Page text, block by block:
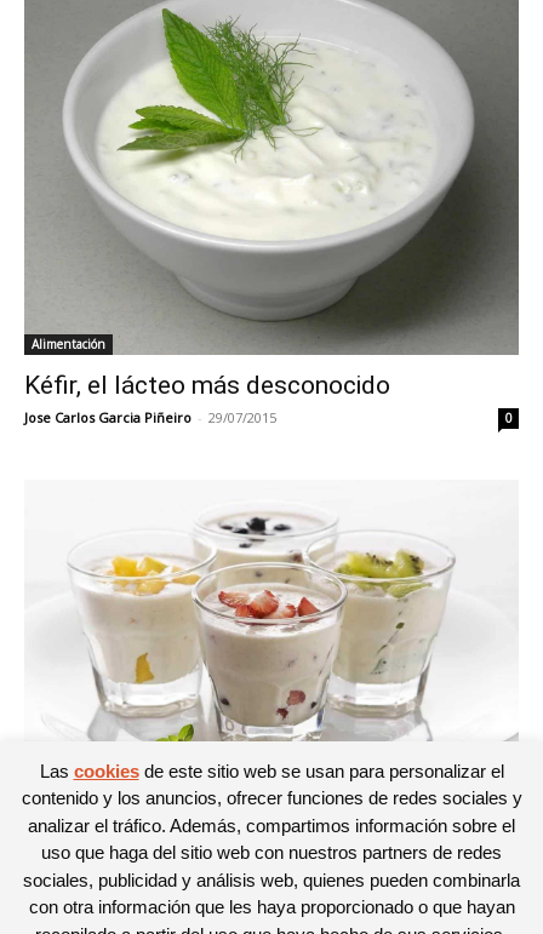
Alimentación
Kéfir, el lácteo más desconocido
Jose Carlos Garcia Piñeiro - 29/07/2015 0
Alimentación
El yogur, ese maravilloso lácteo
Noelia - 23/06/2015
Las cookiesde este sitio web se usan para personalizar el
contenido y los anuncios, ofrecer funciones de redes sociales y
analizar el tráfico. Además, compartimos información sobre el
uso que haga del sitio web con nuestros partners de redes
sociales, publicidad y análisis web, quienes pueden combinarla
con otra información que les haya proporcionado o que hayan